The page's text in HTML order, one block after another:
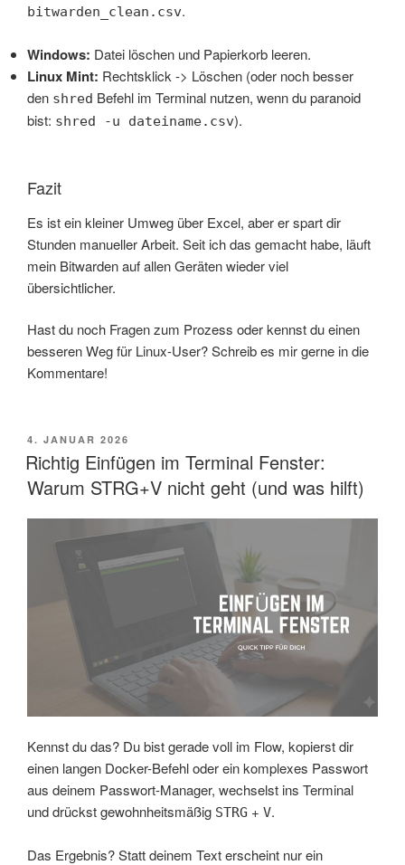
bitwarden_clean.csv.
Windows: Datei löschen und Papierkorb leeren.
Linux Mint: Rechtsklick -> Löschen (oder noch besser
den shred Befehl im Terminal nutzen, wenn du paranoid
bist: shred -u dateiname.csv).
Fazit
Es ist ein kleiner Umweg über Excel, aber er spart dir
Stunden manueller Arbeit. Seit ich das gemacht habe, läuft
mein Bitwarden auf allen Geräten wieder viel
übersichtlicher.
Hast du noch Fragen zum Prozess oder kennst du einen
besseren Weg für Linux-User? Schreib es mir gerne in die
Kommentare!
VERÖFFENTLICHT
AM
4. JANUAR 2026
Richtig Einfügen im Terminal Fenster:
Warum STRG+V nicht geht (und was hilft)
Kennst du das? Du bist gerade voll im Flow, kopierst dir
einen langen Docker-Befehl oder ein komplexes Passwort
aus deinem Passwort-Manager, wechselst ins Terminal
und drückst gewohnheitsmäßig STRG + V.
Das Ergebnis? Statt deinem Text erscheint nur ein